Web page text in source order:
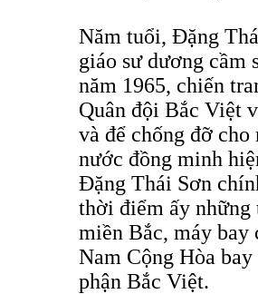
Năm tuổi, Đặng
giáo sư dương cầm
năm 1965, chiến
Quân đội Bắc Việt
và để chống đỡ
nước đồng minh
Đặng Thái Sơn
thời điểm ấy
miền Bắc, máy
Nam Cộng Hòa
phận Bắc Việt.